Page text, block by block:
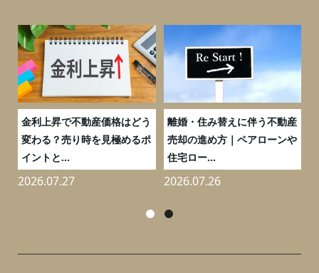
金利上昇で不動産価格はどう
変わる？売り時を見極めるポ
イントと...
2026.07.27
離婚・住み替えに伴う不動産
売却の進め方｜ペアローンや
住宅ロー...
2026.07.26